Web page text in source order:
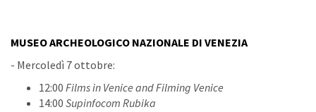
MUSEO ARCHEOLOGICO NAZIONALE DI VENEZIA
- Mercoledì 7 ottobre:
12:00 Films in Venice and Filming Venice
14:00 Supinfocom Rubika